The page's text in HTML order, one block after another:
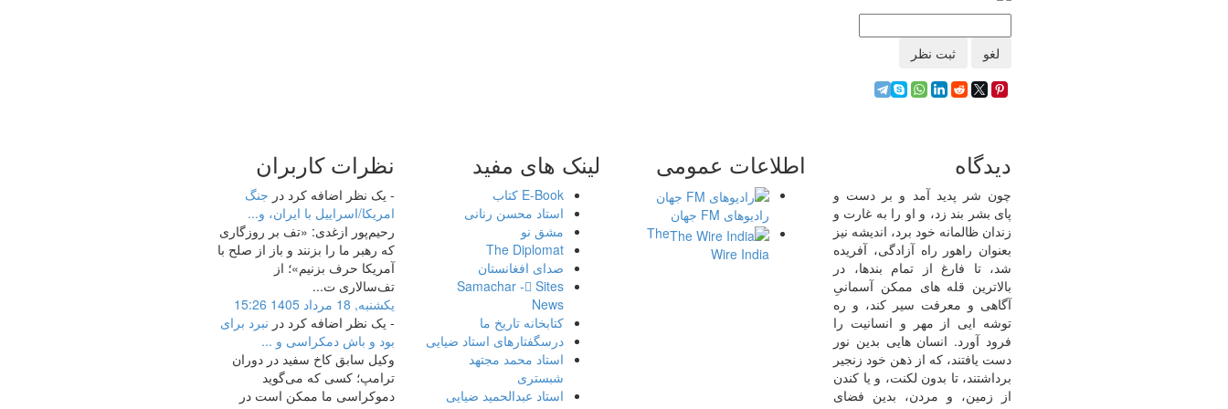
لغو ثبت نظر
دیدگاه
چون شر پدید آمد و بر دست و
پای بشر بند زد، و او را به غارت و
زندان ظالمانه خود برد، اندیشه نیز
بعنوان راهور راه آزادگی، آفریده
شد، تا فارغ از تمام بندها، در
بالاترین قله های ممکن آسمانیِ
آگاهی و معرفت سیر کند، و ره
توشه ایی از مهر و انسانیت را
فرود آورد. انسان هایی بدین نور
دست یافتند، که از ذهن خود زنجیر
برداشتند، تا بدون لکنت، و یا کندن
از زمین، و مردن، بدین فضای
اطلاعات عمومی
رادیوهای FM جهان
The
Wire India
لینک های مفید
E-Book کتاب
استاد محسن رنانی
مشق نو
The Diplomat
صدای افغانستان
Samachar - ُSites
News
کتابخانه تاریخ ما
درسگفتارهای استاد ضیایی
استاد محمد مجتهد
شبستری
استاد عبدالحمید ضیایی
نظرات کاربران
- یک نظر اضافه کرد در جنگ
امریکا/اسراییل با ایران، و...
رحیم‌پور ازغدی: «تف بر روزگاری
که رهبر ما را بزنند و باز از صلح با
آمریکا حرف بزنیم»؛ از
تف‌سالاری ت...
یکشنبه, 18 مرداد 1405 15:26
- یک نظر اضافه کرد در نبرد برای
بود و باش دمکراسی و ...
وکیل سابق کاخ سفید در دوران
ترامپ؛ کسی که می‌گوید
دموکراسی ما ممکن است در